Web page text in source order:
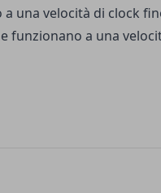
una velocità di clock
funzionano a una